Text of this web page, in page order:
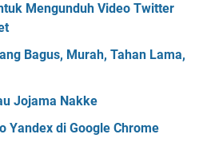
Mengunduh Video Twitter
Bagus, Murah, Tahan Lama,
Jojama Nakke
Yandex di Google Chrome